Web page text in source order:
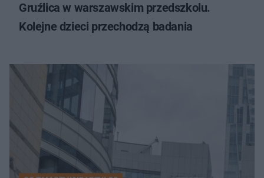
Gruźlica w warszawskim przedszkolu.
Kolejne dzieci przechodzą badania